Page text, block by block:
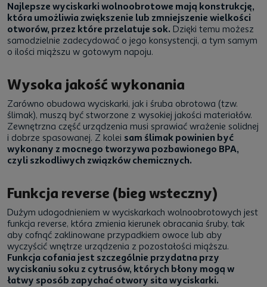
Najlepsze wyciskarki wolnoobrotowe mają konstrukcję,
która umożliwia zwiększenie lub zmniejszenie wielkości
otworów, przez które przelatuje sok. Dzięki temu możesz
samodzielnie zadecydować o jego konsystencji, a tym samym
o ilości miąższu w gotowym napoju.
Wysoka jakość wykonania
Zarówno obudowa wyciskarki, jak i śruba obrotowa (tzw.
ślimak), muszą być stworzone z wysokiej jakości materiałów.
Zewnętrzna część urządzenia musi sprawiać wrażenie solidnej
i dobrze spasowanej. Z kolei sam ślimak powinien być
wykonany z mocnego tworzywa pozbawionego BPA,
czyli szkodliwych związków chemicznych.
Funkcja reverse (bieg wsteczny)
Dużym udogodnieniem w wyciskarkach wolnoobrotowych jest
funkcja reverse, która zmienia kierunek obracania śruby, tak
aby cofnąć zaklinowane przypadkiem owoce lub aby
wyczyścić wnętrze urządzenia z pozostałości miąższu.
Funkcja cofania jest szczególnie przydatna przy
wyciskaniu soku z cytrusów, których błony mogą w
łatwy sposób zapychać otwory sita wyciskarki.